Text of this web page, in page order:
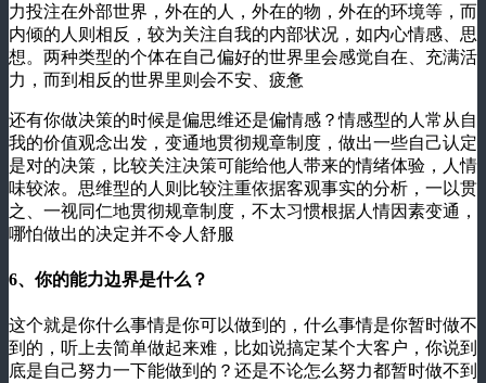
力投注在外部世界，外在的人，外在的物，外在的环境等，而
内倾的人则相反，较为关注自我的内部状况，如内心情感、思
想。两种类型的个体在自己偏好的世界里会感觉自在、充满活
力，而到相反的世界里则会不安、疲惫
还有你做决策的时候是偏思维还是偏情感？情感型的人常从自
我的价值观念出发，变通地贯彻规章制度，做出一些自己认定
是对的决策，比较关注决策可能给他人带来的情绪体验，人情
味较浓。思维型的人则比较注重依据客观事实的分析，一以贯
之、一视同仁地贯彻规章制度，不太习惯根据人情因素变通，
哪怕做出的决定并不令人舒服
6、你的能力边界是什么？
这个就是你什么事情是你可以做到的，什么事情是你暂时做不
到的，听上去简单做起来难，比如说搞定某个大客户，你说到
底是自己努力一下能做到的？还是不论怎么努力都暂时做不到